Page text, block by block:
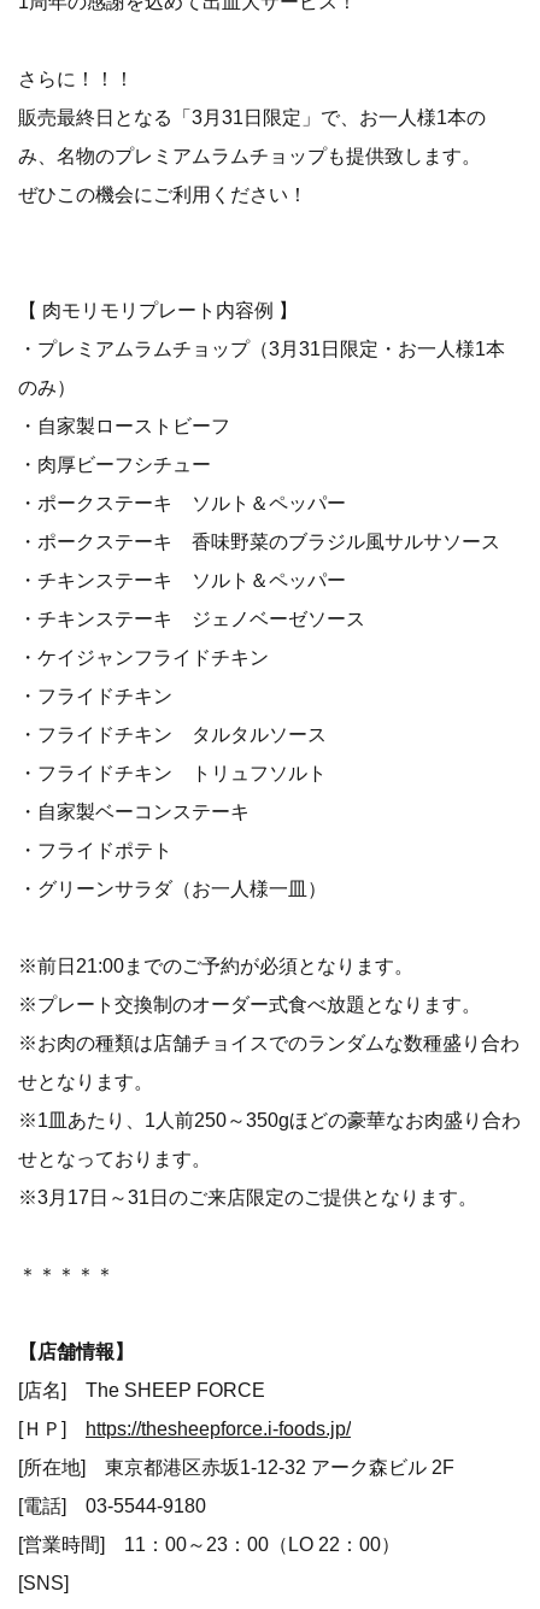
さらに！！！
販売最終日となる「3月31日限定」で、お一人様1本の
み、名物のプレミアムラムチョップも提供致します。
ぜひこの機会にご利用ください！
【 肉モリモリプレート内容例 】
・プレミアムラムチョップ（3月31日限定・お一人様1本
のみ）
・自家製ローストビーフ
・肉厚ビーフシチュー
・ポークステーキ ソルト＆ペッパー
・ポークステーキ 香味野菜のブラジル風サルサソース
・チキンステーキ ソルト＆ペッパー
・チキンステーキ ジェノベーゼソース
・ケイジャンフライドチキン
・フライドチキン
・フライドチキン タルタルソース
・フライドチキン トリュフソルト
・自家製ベーコンステーキ
・フライドポテト
・グリーンサラダ（お一人様一皿）
※前日21:00までのご予約が必須となります。
※プレート交換制のオーダー式食べ放題となります。
※お肉の種類は店舗チョイスでのランダムな数種盛り合わ
せとなります。
※1皿あたり、1人前250～350gほどの豪華なお肉盛り合わ
せとなっております。
※3月17日～31日のご来店限定のご提供となります。
＊＊＊＊＊
【店舗情報】
[店名] The SHEEP FORCE
[ＨＰ] https://thesheepforce.i-foods.jp/
[所在地] 東京都港区赤坂1-12-32 アーク森ビル 2F
[電話] 03-5544-9180
[営業時間] 11：00～23：00（LO 22：00）
[SNS]